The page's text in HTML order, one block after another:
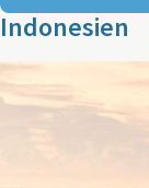
Indonesien